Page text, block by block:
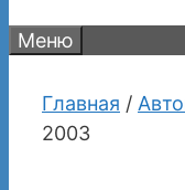
Меню
Главная /
2003